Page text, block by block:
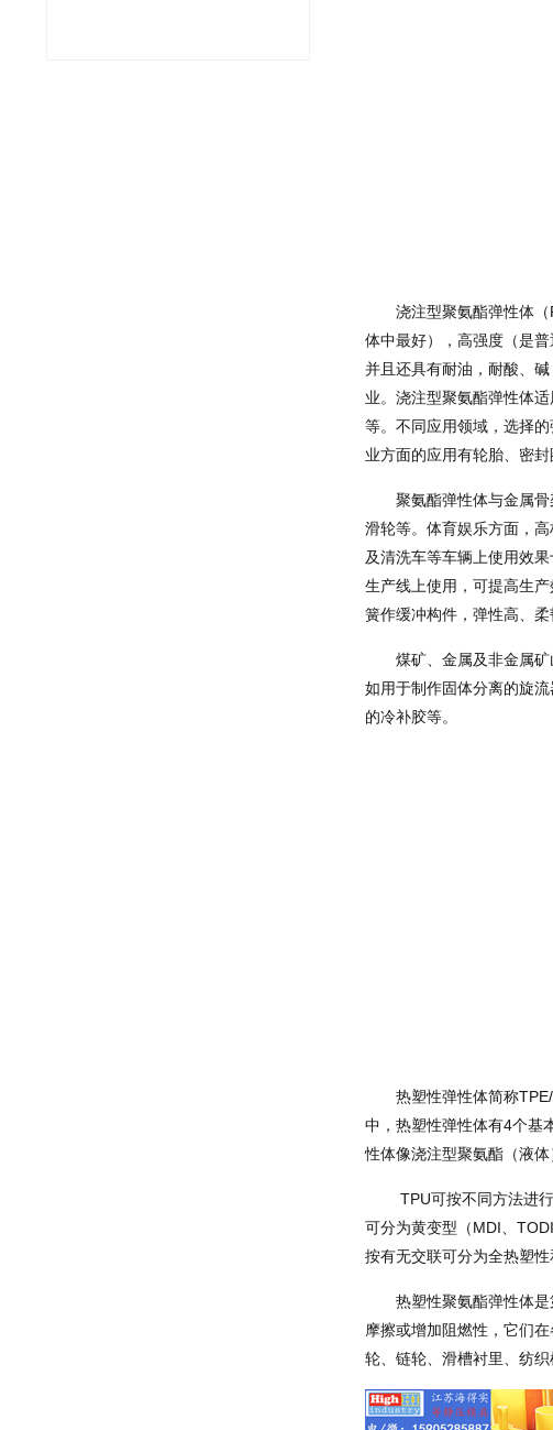
浇注型聚氨酯弹性体
体中最好），高强度（是
并且还具有耐油，耐酸、
业。浇注型聚氨酯弹性体
等。不同应用领域，选择
业方面的应用有轮胎、密
聚氨酯弹性体与金属
滑轮等。体育娱乐方面，
及清洗车等车辆上使用效
生产线上使用，可提高生
簧作缓冲构件，弹性高、
煤矿、金属及非金属
如用于制作固体分离的旋
的冷补胶等。
热塑性弹性体简称
中，热塑性弹性体有4个基
性体像浇注型聚氨酯（液
TPU可按不同方法进
可分为黄变型（MDI、
按有无交联可分为全热塑
热塑性聚氨酯弹性体
摩擦或增加阻燃性，它们
轮、链轮、滑槽衬里、纺